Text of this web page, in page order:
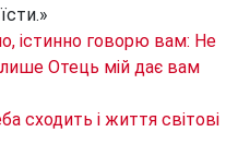
істинно говорю вам: Не
Отець мій дає вам
сходить і життя світові